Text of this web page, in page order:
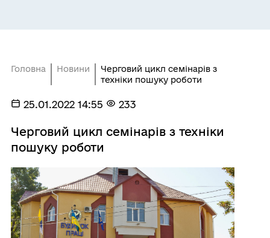
Головна Новини
Черговий цикл семінарів з
техніки пошуку роботи
25.01.2022 14:55 233
Черговий цикл семінарів з техніки
пошуку роботи